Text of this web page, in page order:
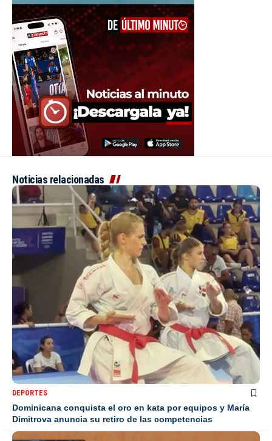
Noticias relacionadas
DEPORTES
Dominicana conquista el oro en kata por equipos y María
Dimitrova anuncia su retiro de las competencias